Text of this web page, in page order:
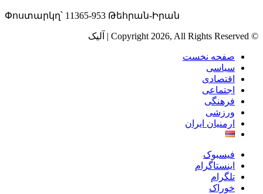
Փոստարկղ՝ 11365-953 Թեհրան-Իրան
© Copyright 2026, All Rights Reserved | آلیک
صفحه نخست
سیاسی
اقتصادی
اجتماعی
فرهنگی
ورزشی
ارمنیان ایران
فیسبوک
اینستاگرام
تلگرام
خوراک